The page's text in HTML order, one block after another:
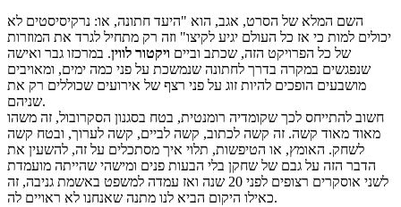
השם המלא של הסרט, אגב, הוא "היעד חתונה, או: נרקיסיסטים לא
יכולים למות כי אז כל העולם יגיע לקיצו" וזה רק מתחיל לגרד את המוזרות
של כל הפרויקט הזה, שכתב וביים ויקטור לווין. במרכזו גבר ואישה
שנפגשים במקרה בדרך לחתונה שנמשכת על פני כמה ימים, ומאויבים
מושבעים הופכים להיות זוג על פני רצף של אירועים שכוללים רק את
שניהם.
חשוב להתייחס לכך שקומדיה רומנטית, בטח בסגנון הסקרובול, זה משהו
מאוד מאוד קשה. זה קשה לכתוב, קשה לביים, קשה לערוך, ובטח קשה
לשחק. האומץ, או הטיפשות, תלוי איך מסתכלים על זה, להשעין את
הדבר הזה על גבם של שחקן בלי הבעות פנים ומישהי שהייתה מועמדת
לשני אוסקרים רצופים לפני 20 שנה ואז עמדה למשפט באשמת גניבה, זה
כאילו היקום הביא לנו מתנה שאנחנו לא ראויים לה.